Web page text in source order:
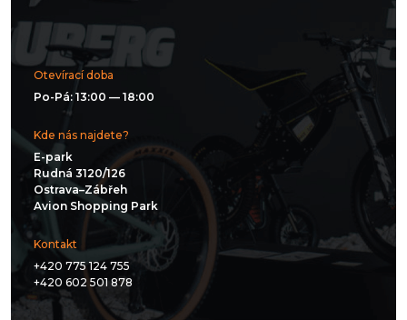
Otevírací doba
Po-Pá: 13:00 — 18:00
Kde nás najdete?
E-park
Rudná 3120/126
Ostrava–Zábřeh
Avion Shopping Park
Kontakt
+420 775 124 755
+420 602 501 878